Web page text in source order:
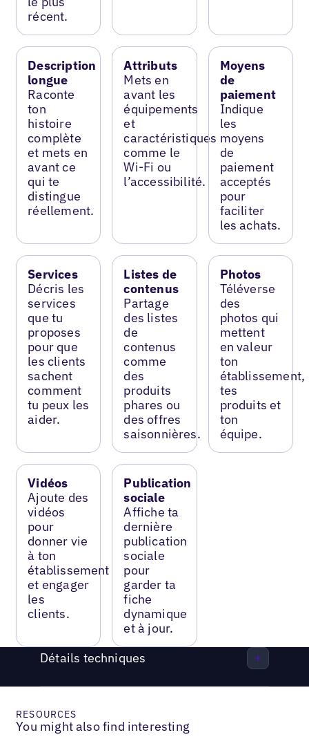
récent.
Description
longue
Raconte
ton
histoire
complète
et mets en
avant ce
qui te
distingue
réellement.
Attributs
Mets en
avant les
équipements
et
caractéristiques
comme le
Wi-Fi ou
l’accessibilité.
Moyens
de
paiement
Indique
les
moyens
de
paiement
acceptés
pour
faciliter
les achats.
Services
Décris les
services
que tu
proposes
pour que
les clients
sachent
comment
tu peux les
aider.
Listes de
contenus
Partage
des listes
de
contenus
comme
des
produits
phares ou
des offres
saisonnières.
Photos
Téléverse
des
photos qui
mettent
en valeur
ton
établissement,
tes
produits et
ton
équipe.
Vidéos
Ajoute des
vidéos
pour
donner vie
à ton
établissement
et engager
les
clients.
Publication
sociale
Affiche ta
dernière
publication
sociale
pour
garder ta
fiche
dynamique
et à jour.
Détails techniques
RESOURCES
You might also find interesting